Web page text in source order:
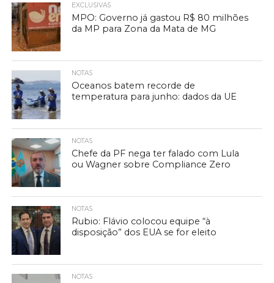
EXCLUSIVAS
MPO: Governo já gastou R$ 80 milhões
da MP para Zona da Mata de MG
NOTAS
Oceanos batem recorde de
temperatura para junho: dados da UE
NOTAS
Chefe da PF nega ter falado com Lula
ou Wagner sobre Compliance Zero
NOTAS
Rubio: Flávio colocou equipe “à
disposição” dos EUA se for eleito
NOTAS